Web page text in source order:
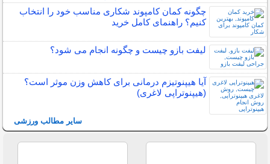
چگونه کمان کامپوند شکاری مناسب خود را انتخاب
کنیم؟ راهنمای کامل خرید
لیفت بازو چیست و چگونه انجام می شود؟
آیا هیپنوتیزم درمانی برای کاهش وزن موثر است؟
(هیپنوتراپی لاغری)
سایر مطالب ورزشی